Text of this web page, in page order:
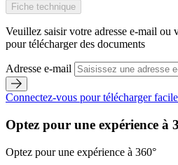
Fiche technique
Veuillez saisir votre adresse e-mail ou
pour télécharger des documents
Adresse e-mail
Connectez-vous pour télécharger
Optez pour une expérience à
Optez pour une expérience à 360°